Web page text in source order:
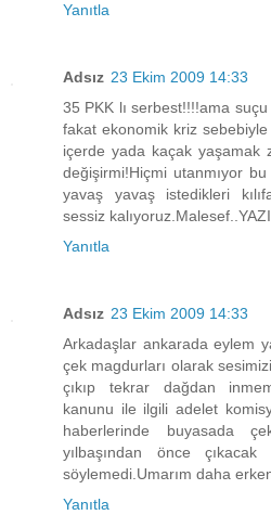
Yanıtla
Adsız 23 Ekim 2009 14:33
35 PKK lı serbest!!!!ama
fakat ekonomik kriz
içerde yada kaçak yaşamak
değişirmi!Hiçmi utanmıyor
yavaş yavaş istedikleri
sessiz
Yanıtla
Adsız 23 Ekim 2009 14:33
Arkadaşlar ankarada eylem
çek magdurları olarak
çıkıp tekrar dağdan
kanunu ile ilgili adelet
haberlerinde buyasada
yılbaşından önce
söylemedi.Umarım daha
Yanıtla